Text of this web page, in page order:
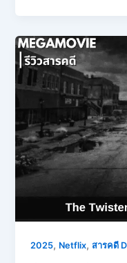
2025, Netflix,สารคดี